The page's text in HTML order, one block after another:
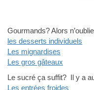
Gourmands? Alors
les desserts individuels
Les mignardises
Les gros gâteaux
Le sucré ça suffit? Il y a
Les entrées froides